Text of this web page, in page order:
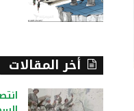
أخر المقالات